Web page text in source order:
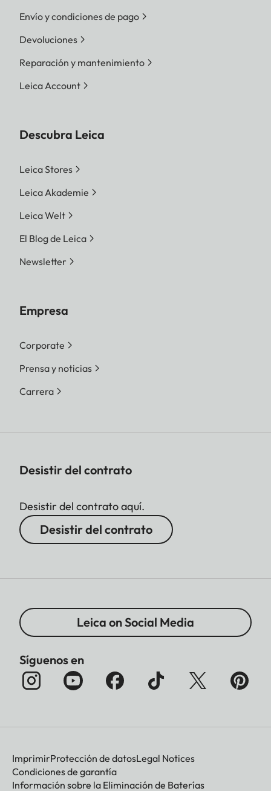
Envío y condiciones de pago
Devoluciones
Reparación y mantenimiento
Leica Account
Descubra Leica
Leica Stores
Leica Akademie
Leica Welt
El Blog de Leica
Newsletter
Empresa
Corporate
Prensa y noticias
Carrera
Desistir del contrato
Desistir del contrato aquí.
Desistir del contrato
Leica on Social Media
Síguenos en
ImprimirProtección de datosLegal Notices
Condiciones de garantía
Información sobre la Eliminación de Baterías